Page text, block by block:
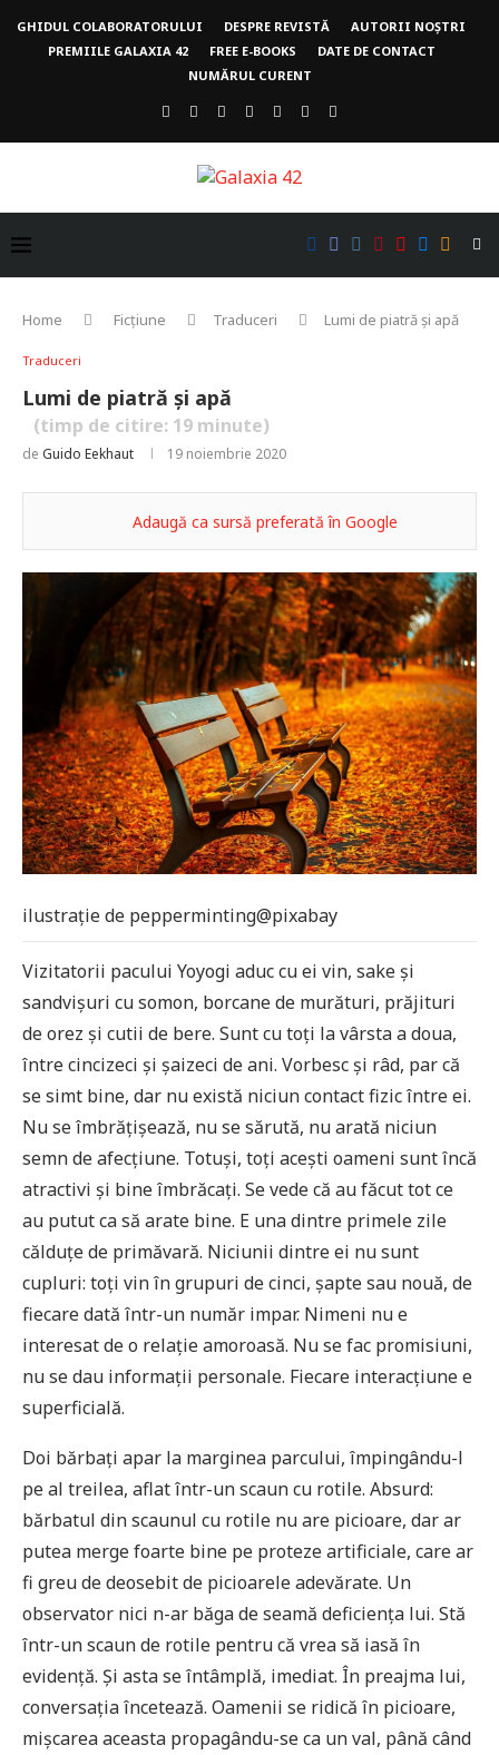
GHIDUL COLABORATORULUI DESPRE REVISTĂ
AUTORII NOȘTRI
PREMIILE GALAXIA 42
FREE E-BOOKS
DATE DE CONTACT
NUMĂRUL CURENT
Home Ficțiune Traduceri Lumi de piatră și apă
Traduceri
Lumi de piatră și apă
(timp de citire: 19 minute)
de Guido Eekhaut 19 noiembrie 2020
Adaugă ca sursă preferată în Google
ilustrație de pepperminting@pixabay
Vizitatorii pacului Yoyogi aduc cu ei vin, sake și
sandvișuri cu somon, borcane de murături, prăjituri
de orez și cutii de bere. Sunt cu toți la vârsta a doua,
între cincizeci și șaizeci de ani. Vorbesc și râd, par că
se simt bine, dar nu există niciun contact fizic între ei.
Nu se îmbrățișează, nu se sărută, nu arată niciun
semn de afecțiune. Totuși, toți acești oameni sunt încă
atractivi și bine îmbrăcați. Se vede că au făcut tot ce
au putut ca să arate bine. E una dintre primele zile
călduțe de primăvară. Niciunii dintre ei nu sunt
cupluri: toți vin în grupuri de cinci, șapte sau nouă, de
fiecare dată într-un număr impar. Nimeni nu e
interesat de o relație amoroasă. Nu se fac promisiuni,
nu se dau informații personale. Fiecare interacțiune e
superficială.
Doi bărbați apar la marginea parcului, împingându-l
pe al treilea, aflat într-un scaun cu rotile. Absurd:
bărbatul din scaunul cu rotile nu are picioare, dar ar
putea merge foarte bine pe proteze artificiale, care ar
fi greu de deosebit de picioarele adevărate. Un
observator nici n-ar băga de seamă deficiența lui. Stă
într-un scaun de rotile pentru că vrea să iasă în
evidență. Și asta se întâmplă, imediat. În preajma lui,
conversația încetează. Oamenii se ridică în picioare,
mișcarea aceasta propagându-se ca un val, până când